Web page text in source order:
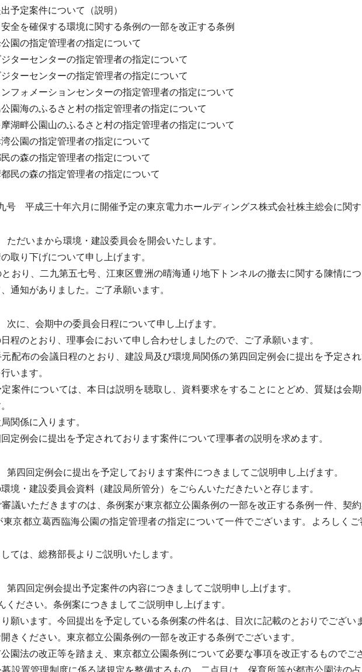
予定案件について（説明）
安全を確保する環境に関する条例の一部を改正する条例
公園の指定管理者の指定について
ジターセンターの指定管理者の指定について
ジターセンターの指定管理者の指定について
ンフォメーションセンターの指定管理者の指定について
公園海のふるさと村の指定管理者の指定について
摩湖畔公園山のふるさと村の指定管理者の指定について
湾公園の指定管理者の指定について
民の森の指定管理者の指定について
都民の森の指定管理者の指定について
号 平成三十年六月に開催予定の東京電力ホールディングス株式会社株主総会に関
だいまから環境・建設委員会を開会いたします。
取り下げについて申し上げます。
おり、二九第五七号、江東区豊洲の晴海通り地下トンネルの撤去に関する陳情に
通知がありました。ご了承願います。
に、会期中の委員会日程について申し上げます。
程のとおり、理事会において申し合わせしましたので、ご了承願います。
配布の会議日程のとおり、建設局及び環境局関係の第四回定例会に提出を予定さ
います。
案件については、本日は説明を聴取し、資料要求をすることにとどめ、質疑は会期
関係に入ります。
定例会に提出を予定されております案件について理事者の説明を求めます。
四回定例会に提出を予定しております案件につきましてご説明申し上げます。
境・建設委員会資料（建設局所管分）をごらんいただきたいと存じます。
議いただきますのは、条例案が東京都立公園条例の一部を改正する条例一件、契
東京都立葛西臨海公園の指定管理者の指定について一件でございます。よろしく
ては、総務部長よりご説明いたします。
四回定例会提出予定案件の内容につきましてご説明申し上げます。
ださい。条例案につきましてご説明申し上げます。
願います。今回提出を予定している条例案の件名は、目次に記載のとおりでござい
きください。東京都立公園条例の一部を改正する条例でございます。
園法の改正等を踏まえ、東京都立公園条例について必要な事項を改正するものでご
設置管理制度に係る諸規定を整備するもの、二点目は、保育所等が都市公園法の